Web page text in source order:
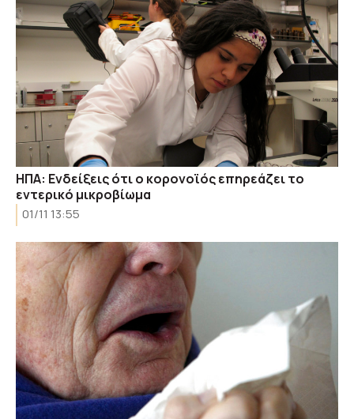
ΗΠΑ: Ενδείξεις ότι ο κορονοϊός επηρεάζει το
εντερικό μικροβίωμα
01/11 13:55